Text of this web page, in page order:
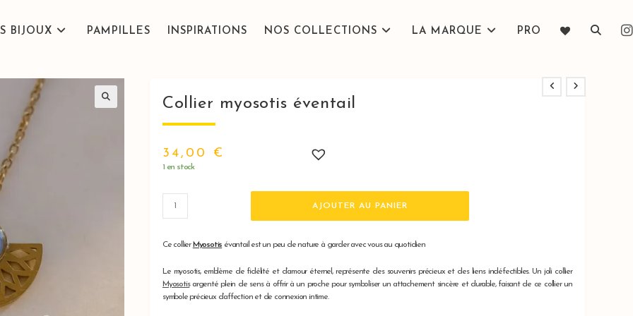
BIJOUX PAMPILLES INSPIRATIONS NOS COLLECTIONS LA MARQUE PRO Toggle
Collier myosotis éventail
34,00 €
1 en stock
éventail
AJOUTER AU PANIER
Ce collier Myosotis évantail est un peu de nature à garder avec vous au quotidien
Le myosotis, emblème de fidélité et d’amour éternel, représente des souvenirs précieux et des liens indéfectibles. Un joli collier
Myosotisargenté plein de sens à offrir à un proche pour symboliser un attachement sincère et durable, faisant de ce collier un
symbole précieux d’affection et de connexion intime.